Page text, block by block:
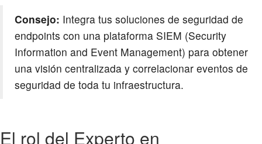
Consejo: Integra tus soluciones de seguridad de
endpoints con una plataforma SIEM (Security
Information and Event Management) para obtener
una visión centralizada y correlacionar eventos de
seguridad de toda tu infraestructura.
El rol del Experto en